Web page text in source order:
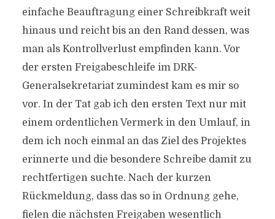
einfache Beauftragung einer Schreibkraft weit
hinaus und reicht bis an den Rand dessen, was
man als Kontrollverlust empfinden kann. Vor
der ersten Freigabeschleife im DRK-
Generalsekretariat zumindest kam es mir so
vor. In der Tat gab ich den ersten Text nur mit
einem ordentlichen Vermerk in den Umlauf, in
dem ich noch einmal an das Ziel des Projektes
erinnerte und die besondere Schreibe damit zu
rechtfertigen suchte. Nach der kurzen
Rückmeldung, dass das so in Ordnung gehe,
fielen die nächsten Freigaben wesentlich